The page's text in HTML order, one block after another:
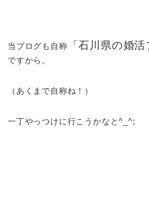
当ブログも自称 「石川県の婚
ですから。
（あくまで自称ね！）
一丁やっつけに行こうかなと^_^;